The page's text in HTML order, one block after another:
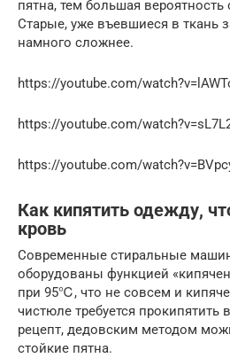
пятна, тем большая вероятность
Старые, уже въевшиеся в ткань
намного сложнее.
https://youtube.com/
https://youtube.com/
https://youtube.com/
Как кипятить одежду,
кровь
Современные стиральные
оборудованы функцией
при 95℃, что не совсем и
чистюле требуется
рецепт, дедовским методом
стойкие пятна.